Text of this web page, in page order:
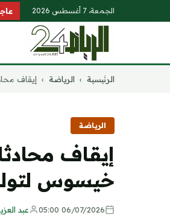
الجمعة، 7 أغسطس 2026
الرئيسية › الرياضة › إيقاف
الرياضة
إيقاف
خيسوس
06/07/2026 05:00 عبد